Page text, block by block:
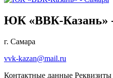
ЮК «ВВК-Казань»
г. Самара
vvk-kazan@mail.ru
Контактные данные Реквизиты